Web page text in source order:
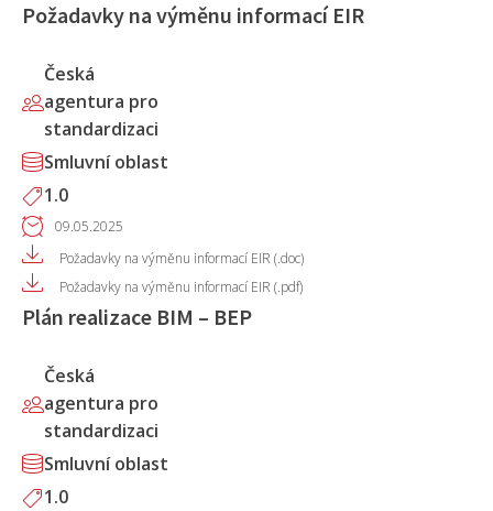
Požadavky na výměnu informací EIR
Česká
agentura pro
standardizaci
Smluvní oblast
1.0
09.05.2025
Požadavky na výměnu informací EIR (.doc)
Požadavky na výměnu informací EIR (.pdf)
Plán realizace BIM – BEP
Česká
agentura pro
standardizaci
Smluvní oblast
1.0